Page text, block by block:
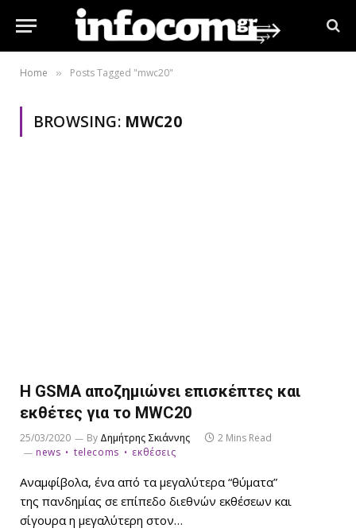
Home » Posts Tagged "mwc20"
BROWSING: MWC20
Η GSMA αποζημιώνει επισκέπτες και
εκθέτες για το MWC20
25/03/2020 By Δημήτρης Σκιάννης
2 Mins Read
news
telecoms εκθέσεις
Αναμφίβολα, ένα από τα μεγαλύτερα “θύματα”
της πανδημίας σε επίπεδο διεθνών εκθέσεων και
σίγουρα η μεγαλύτερη στον…